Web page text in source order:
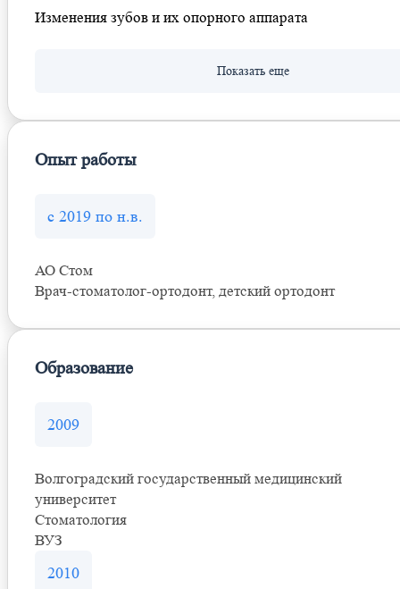
Изменения зубов и их опорного аппарата
Опыт работы
с 2019 по н.в.
АО Стом
Врач-стоматолог-ортодонт, детский ортодонт
Образование
2009
Волгоградский государственный медицинский
университет
Стоматология
ВУЗ
2010